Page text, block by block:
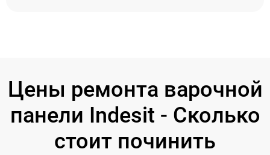
Цены ремонта варочной
панели Indesit - Сколько
стоит починить